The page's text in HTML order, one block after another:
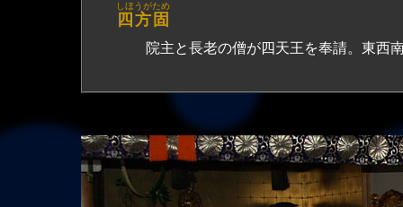
四方固
しほうがため
院主と長老の僧が四天王を奉請。東西